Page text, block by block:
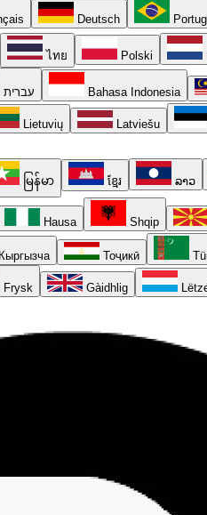
Deutsch
ไทย Polski
עברית Bahasa Indonesia
Lietuvių Latviešu
မြန်မာ ខ្មែរ ລາວ
Hausa Shqip
Кыргызча Тоҷикӣ
Frysk Gàidhlig